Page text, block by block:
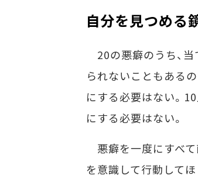
自分を見つめる
20の悪癖のうち、
られないこともある
にする必要はない。
にする必要はない。
悪癖を一度にすべて
を意識して行動して